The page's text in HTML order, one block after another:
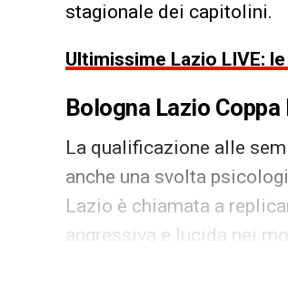
stagionale dei capitolini.
Ultimissime Lazio LIVE:
Bologna Lazio
La qualificazione alle
anche una svolta
Lazio è chiamata a
aggressiva e lucida nei
Il Dall’Ara è un campo